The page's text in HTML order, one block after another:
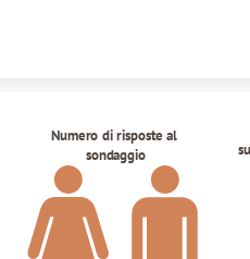
Numero di risposte al
sondaggio